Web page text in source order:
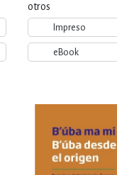
otros
Impreso
eBook